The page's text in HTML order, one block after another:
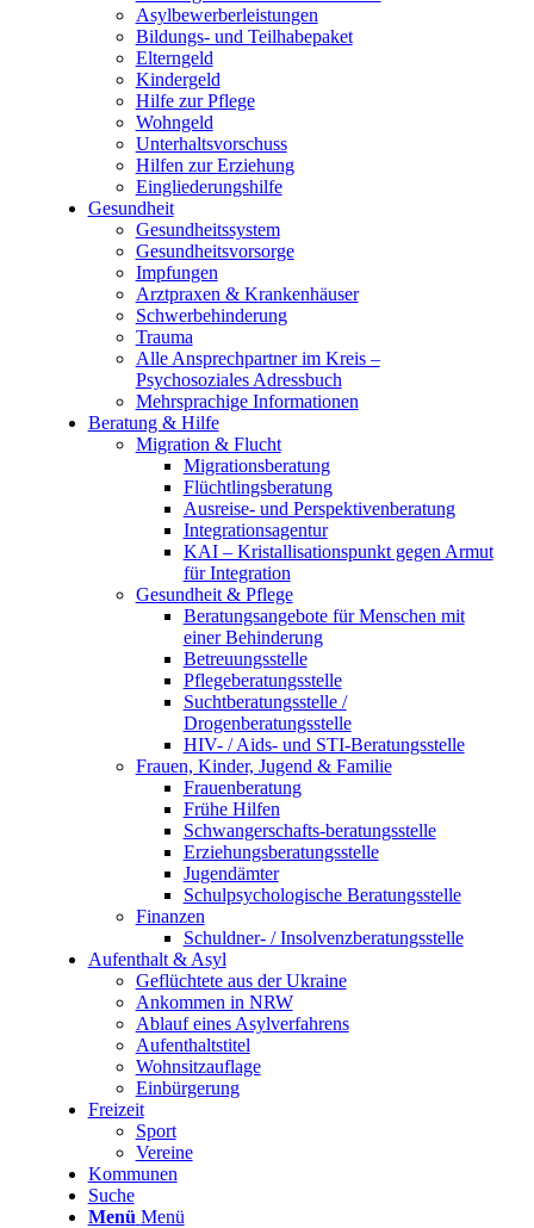
Asylbewerberleistungen
Bildungs- und Teilhabepaket
Elterngeld
Kindergeld
Hilfe zur Pflege
Wohngeld
Unterhaltsvorschuss
Hilfen zur Erziehung
Eingliederungshilfe
Gesundheit
Gesundheitssystem
Gesundheitsvorsorge
Impfungen
Arztpraxen & Krankenhäuser
Schwerbehinderung
Trauma
Alle Ansprechpartner im Kreis –
Psychosoziales Adressbuch
Mehrsprachige Informationen
Beratung & Hilfe
Migration & Flucht
Migrationsberatung
Flüchtlingsberatung
Ausreise- und Perspektivenberatung
Integrationsagentur
KAI – Kristallisationspunkt gegen Armut
für Integration
Gesundheit & Pflege
Beratungsangebote für Menschen mit
einer Behinderung
Betreuungsstelle
Pflegeberatungsstelle
Suchtberatungsstelle /
Drogenberatungsstelle
HIV- / Aids- und STI-Beratungsstelle
Frauen, Kinder, Jugend & Familie
Frauenberatung
Frühe Hilfen
Schwangerschafts-beratungsstelle
Erziehungsberatungsstelle
Jugendämter
Schulpsychologische Beratungsstelle
Finanzen
Schuldner- / Insolvenzberatungsstelle
Aufenthalt & Asyl
Geflüchtete aus der Ukraine
Ankommen in NRW
Ablauf eines Asylverfahrens
Aufenthaltstitel
Wohnsitzauflage
Einbürgerung
Freizeit
Sport
Vereine
Kommunen
Suche
Menü Menü